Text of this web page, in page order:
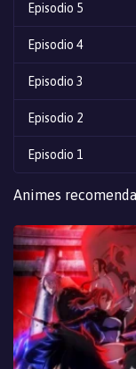
Episodio 5
Episodio 4
Episodio 3
Episodio 2
Episodio 1
Animes